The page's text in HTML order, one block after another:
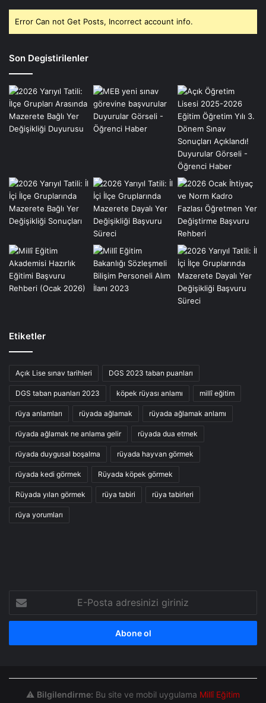
Error Can not Get Posts, Incorrect account info.
Son Degistirilenler
Etiketler
Açık Lise sınav tarihleri DGS 2023 taban puanları
DGS taban puanları 2023 köpek rüyası anlamı millî eğitim
rüya anlamları rüyada ağlamak rüyada ağlamak anlamı
rüyada ağlamak ne anlama gelir rüyada dua etmek
rüyada duygusal boşalma rüyada hayvan görmek
rüyada kedi görmek Rüyada köpek görmek
Rüyada yılan görmek rüya tabiri rüya tabirleri
rüya yorumları
Posta
adresinizi
⚠️ Bilgilendirme: Bu site ve mobil uygulama Millî Eğitim